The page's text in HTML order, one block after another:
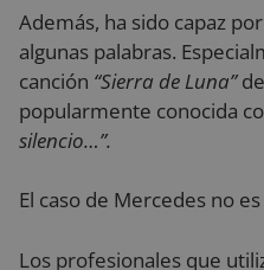
Además, ha sido capaz
algunas palabras.
canción “Sierra de Luna”de
popularmente conocida
silencio…”.
El caso de Mercedes no
Los profesionales que
Nombre